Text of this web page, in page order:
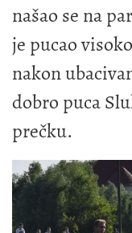
našao se na
je pucao
nakon
dobro puca
prečku.